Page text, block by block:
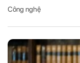
Công nghệ